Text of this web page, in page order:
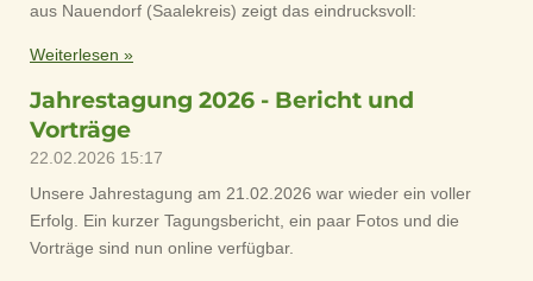
aus Nauendorf (Saalekreis) zeigt das eindrucksvoll:
Weiterlesen »
Jahrestagung 2026 - Bericht und
Vorträge
22.02.2026 15:17
Unsere Jahrestagung am 21.02.2026 war wieder ein voller
Erfolg. Ein kurzer Tagungsbericht, ein paar Fotos und die
Vorträge sind nun online verfügbar.